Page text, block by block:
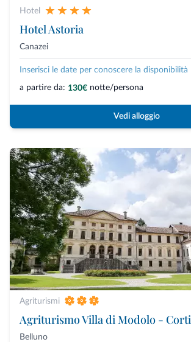
Hotel
Hotel Astoria
Canazei
Inserisci le date per conoscere la disponibilità
a partire da: 130€ notte/persona
Vedi alloggio
Agriturismi
Belluno